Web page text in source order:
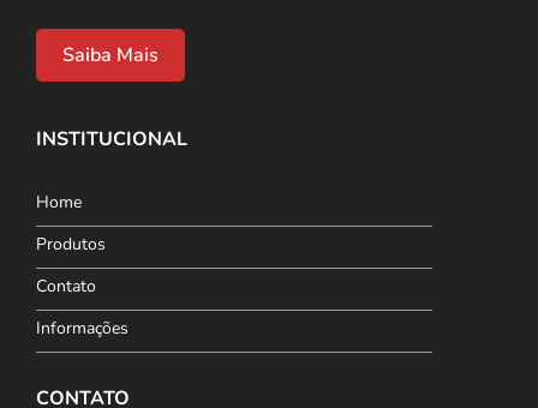
Saiba Mais
INSTITUCIONAL
Home
Produtos
Contato
Informações
CONTATO